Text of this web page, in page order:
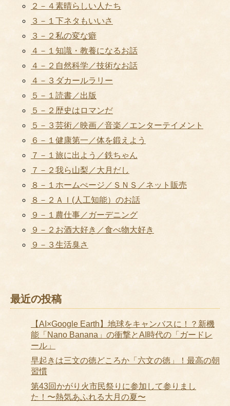
２－４素晴らしい人たち
３－１下ネタもいいさ
３－２私の変な癖
４－１知識・教養になるお話
４－２自然科学／技術なお話
４－３ダカールラリー
５－１読書／出版
５－２歴史はロマンだ
５－３芸術／映画／音楽／エンターテイメント
６－１健康第一／体を鍛えよう
７－１旅に出よう／鉄ちゃん
７－２我ら山梨／大月だし
８－１ホームぺージ／ＳＮＳ／ネット販売
８－２ＡＩ(人工知能）のお話
９－１農仕事／ガーデニング
９－２お酒大好き／食べ物大好き
９－３生活臭さ
最近の投稿
【AI×Google Earth】地球をキャンバスに！？新機
能「Nano Banana」の衝撃とAI時代の「ガードレ
ール」
早起きは三文の徳どころか「六文の徳」！最高の朝
習慣
第43回かがり火市民祭りに参加して参りまし
た！〜熱気あふれる大月の夏〜